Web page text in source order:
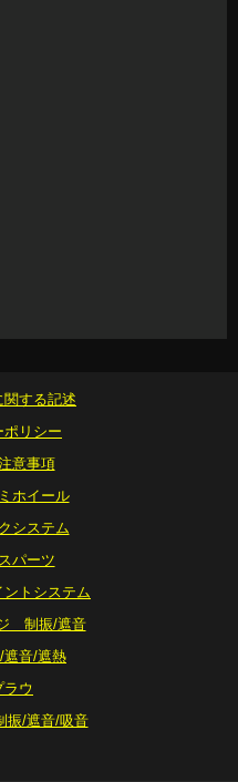
する記述
ポリシー
意事項
ホイール
システム
パーツ
トシステム
制振/遮音
音/遮熱
ラウ
/遮音/吸音